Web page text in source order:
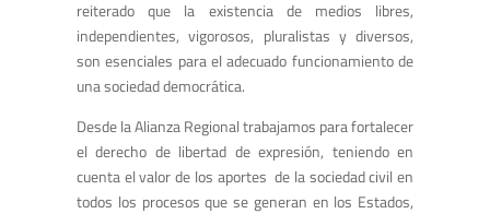
reiterado que la existencia de medios libres,
independientes, vigorosos, pluralistas y diversos,
son esenciales para el adecuado funcionamiento de
una sociedad democrática.
Desde la Alianza Regional trabajamos para fortalecer
el derecho de libertad de expresión, teniendo en
cuenta el valor de los aportes de la sociedad civil en
todos los procesos que se generan en los Estados,